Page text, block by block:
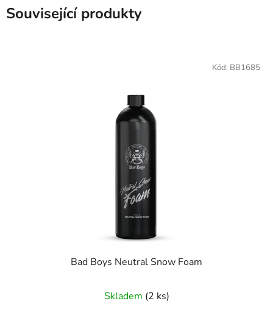
Související produkty
Bad Boys Neutral Snow Foam
Skladem (2 ks)
Kód: BB1685